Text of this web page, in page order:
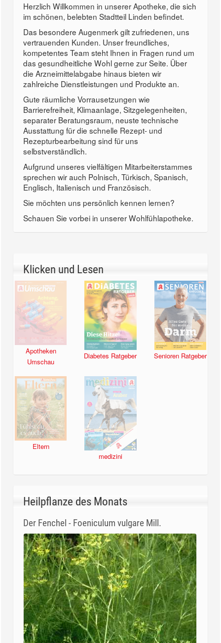
Herzlich Willkommen in unserer Apotheke, die sich
im schönen, belebten Stadtteil Linden befindet.
Das besondere Augenmerk gilt zufriedenen, uns
vertrauenden Kunden. Unser freundliches,
kompetentes Team steht Ihnen in Fragen rund um
das gesundheitliche Wohl gerne zur Seite. Über
die Arzneimittelabgabe hinaus bieten wir
zahlreiche Dienstleistungen und Produkte an.
Gute räumliche Vorrausetzungen wie
Barrierefreiheit, Klimaanlage, Sitzgelegenheiten,
separater Beratungsraum, neuste technische
Ausstattung für die schnelle Rezept- und
Rezepturbearbeitung sind für uns
selbstverständlich.
Aufgrund unseres vielfältigen Mitarbeiterstammes
sprechen wir auch Polnisch, Türkisch, Spanisch,
Englisch, Italienisch und Französisch.
Sie möchten uns persönlich kennen lernen?
Schauen Sie vorbei in unserer Wohlfühlapotheke.
Klicken und Lesen
Apotheken
Umschau
Diabetes Ratgeber Senioren Ratgeber
Eltern
medizini
Heilpflanze des Monats
Der Fenchel - Foeniculum vulgare Mill.